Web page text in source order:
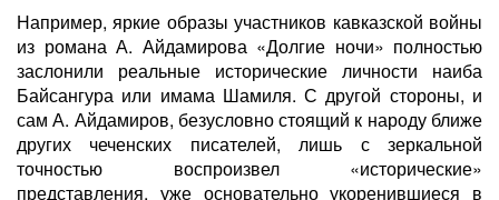
Например, яркие образы участников кавказской войны
из романа А. Айдамирова «Долгие ночи» полностью
заслонили реальные исторические личности наиба
Байсангура или имама Шамиля. С другой стороны, и
сам А. Айдамиров, безусловно стоящий к народу ближе
других чеченских писателей, лишь с зеркальной
точностью воспроизвел «исторические»
представления, уже основательно укоренившиеся в